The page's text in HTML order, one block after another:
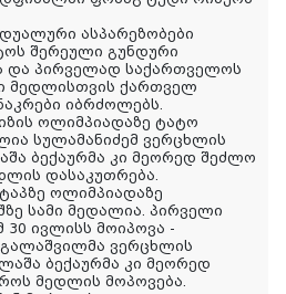
ასპარეზობები
შერეული გუნდური
და პირველად საქართველოს
მედლისთვის ქართველ
იბრძოლებს.
ოლიმპიადაზე ტატო
სულამანიძემ ვერცხლის
ბექაურმა კი მეორედ შეძლო
დასაკუთრება.
ოლიმპიადაზე
სამი მედალია. პირველი
ივლისს მოიპოვა -
ვერცხლის
ბექაურმა კი მეორედ
მედლის მოპოვება.